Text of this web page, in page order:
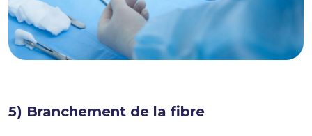
5) Branchement de la fibre